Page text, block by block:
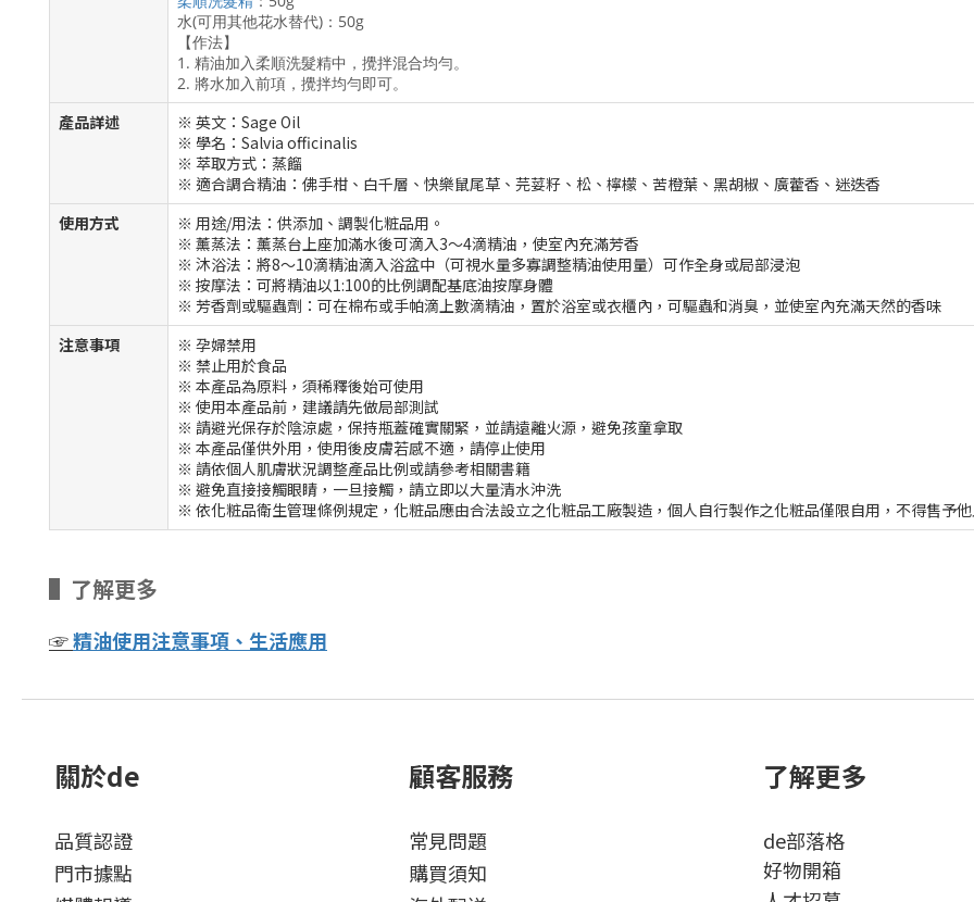
水(可用其他花水替代)：50g
【作法】
1. 精油加入柔順洗髮精中，攪拌混合均勻。
2. 將水加入前項，攪拌均勻即可。
產品詳述
※ 英文：Sage Oil
※ 學名：Salvia officinalis
※ 萃取方式：蒸餾
※ 適合調合精油：佛手柑、白千層、快樂鼠尾草、芫荽籽、松、檸檬、苦橙葉、黑胡椒、廣藿香、迷迭香
使用方式
※ 用途/用法：供添加、調製化粧品用。
※ 薰蒸法：薰蒸台上座加滿水後可滴入3～4滴精油，使室內充滿芳香
※ 沐浴法：將8～10滴精油滴入浴盆中（可視水量多寡調整精油使用量）可作全身或局部浸泡
※ 按摩法：可將精油以1:100的比例調配基底油按摩身體
※ 芳香劑或驅蟲劑：可在棉布或手帕滴上數滴精油，置於浴室或衣櫃內，可驅蟲和消臭，並使室內充滿天然的香味
注意事項
※ 孕婦禁用
※ 禁止用於食品
※ 本產品為原料，須稀釋後始可使用
※ 使用本產品前，建議請先做局部測試
※ 請避光保存於陰涼處，保持瓶蓋確實關緊，並請遠離火源，避免孩童拿取
※ 本產品僅供外用，使用後皮膚若感不適，請停止使用
※ 請依個人肌膚狀況調整產品比例或請參考相關書籍
※ 避免直接接觸眼睛，一旦接觸，請立即以大量清水沖洗
※ 依化粧品衛生管理條例規定，化粧品應由合法設立之化粧品工廠製造，個人自行製作之化粧品僅限自用，不得售予
▌了解更多
☞精油使用注意事項、生活應用
關於de
品質認證
門市據點
顧客服務
常見問題
購買須知
了解更多
de部落格
好物開箱